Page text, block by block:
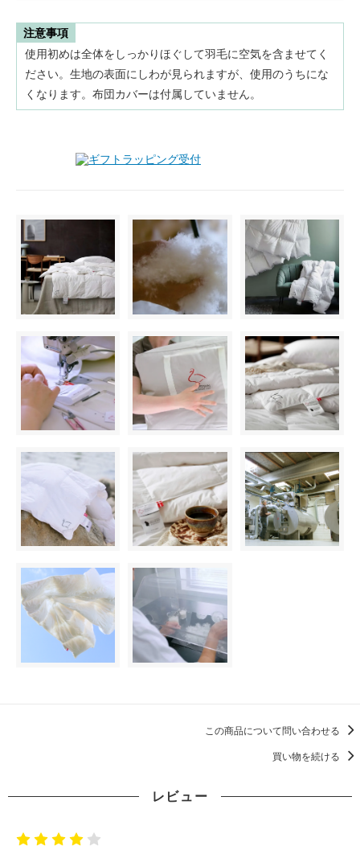
注意事項
使用初めは全体をしっかりほぐして羽毛に空気を含ませてく
ださい。生地の表面にしわが見られますが、使用のうちにな
くなります。布団カバーは付属していません。
この商品について問い合わせる
買い物を続ける
レビュー